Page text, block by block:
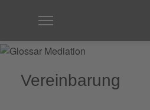
Vereinbarung